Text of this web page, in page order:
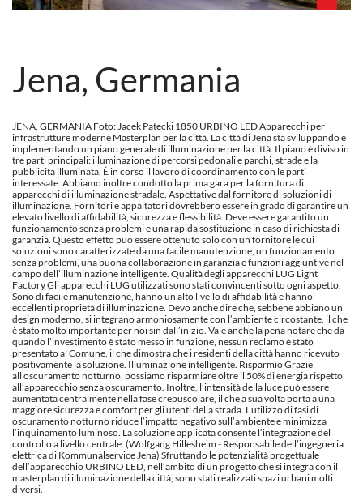
Jena, Germania
JENA, GERMANIA Foto: Jacek Patecki 1850 URBINO LED Apparecchi per
infrastrutture moderne Masterplan per la città. La città di Jena sta sviluppando e
implementando un piano generale di illuminazione per la città. Il piano è diviso in
tre parti principali: illuminazione di percorsi pedonali e parchi, strade e la
pubblicità illuminata. È in corso il lavoro di coordinamento con le parti
interessate. Abbiamo inoltre condotto la prima gara per la fornitura di
apparecchi di illuminazione stradale. Aspettative dal fornitore di soluzioni di
illuminazione. Fornitori e appaltatori dovrebbero essere in grado di garantire un
elevato livello di affidabilità, sicurezza e flessibilità. Deve essere garantito un
funzionamento senza problemi e una rapida sostituzione in caso di richiesta di
garanzia. Questo effetto può essere ottenuto solo con un fornitore le cui
soluzioni sono caratterizzate da una facile manutenzione, un funzionamento
senza problemi, una buona collaborazione in garanzia e funzioni aggiuntive nel
campo dell’illuminazione intelligente. Qualità degli apparecchi LUG Light
Factory Gli apparecchi LUG utilizzati sono stati convincenti sotto ogni aspetto.
Sono di facile manutenzione, hanno un alto livello di affidabilità e hanno
eccellenti proprietà di illuminazione. Devo anche dire che, sebbene abbiano un
design moderno, si integrano armoniosamente con l’ambiente circostante, il che
è stato molto importante per noi sin dall’inizio. Vale anche la pena notare che da
quando l’investimento è stato messo in funzione, nessun reclamo è stato
presentato al Comune, il che dimostra che i residenti della città hanno ricevuto
positivamente la soluzione. Illuminazione intelligente. Risparmio Grazie
all’oscuramento notturno, possiamo risparmiare oltre il 50% di energia rispetto
all’apparecchio senza oscuramento. Inoltre, l’intensità della luce può essere
aumentata centralmente nella fase crepuscolare, il che a sua volta porta a una
maggiore sicurezza e comfort per gli utenti della strada. L’utilizzo di fasi di
oscuramento notturno riduce l’impatto negativo sull’ambiente e minimizza
l’inquinamento luminoso. La soluzione applicata consente l’integrazione del
controllo a livello centrale. (Wolfgang Hillesheim - Responsabile dell’ingegneria
elettrica di Kommunalservice Jena) Sfruttando le potenzialità progettuale
dell’apparecchio URBINO LED, nell’ambito di un progetto che si integra con il
masterplan di illuminazione della città, sono stati realizzati spazi urbani molti
diversi.